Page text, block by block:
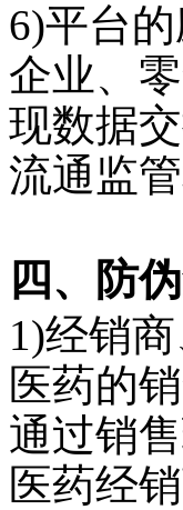
6)平台
企业、
现数据
流通监
四、防
1)经销
医药的
通过销
医药经